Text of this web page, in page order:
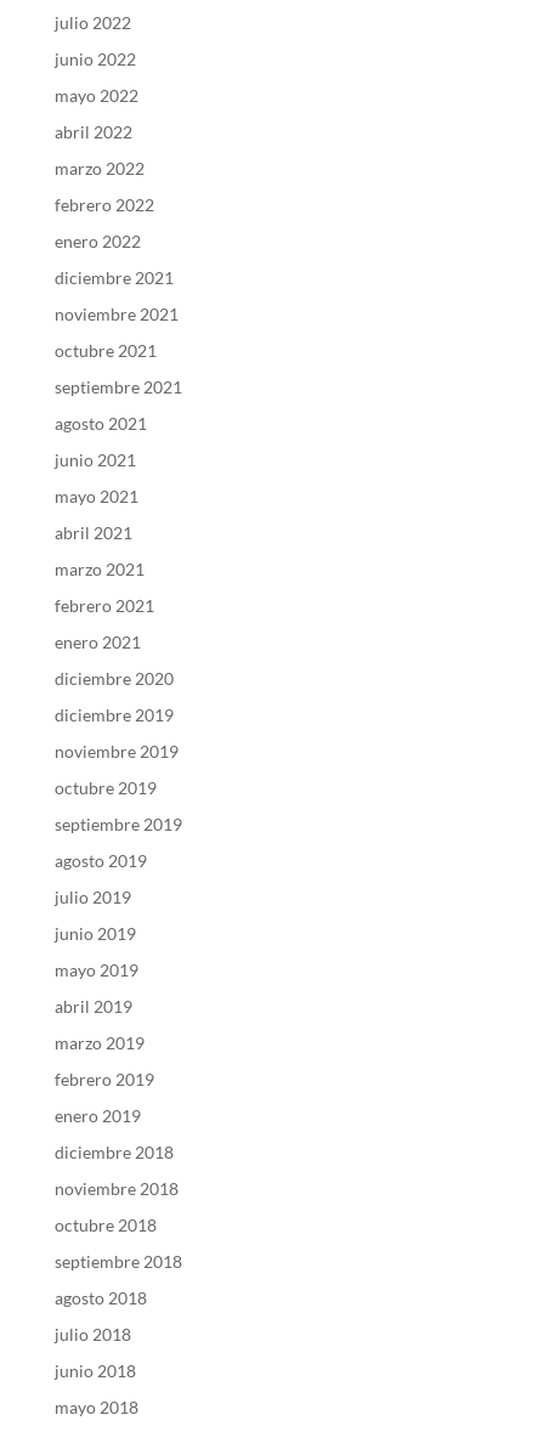
julio 2022
junio 2022
mayo 2022
abril 2022
marzo 2022
febrero 2022
enero 2022
diciembre 2021
noviembre 2021
octubre 2021
septiembre 2021
agosto 2021
junio 2021
mayo 2021
abril 2021
marzo 2021
febrero 2021
enero 2021
diciembre 2020
diciembre 2019
noviembre 2019
octubre 2019
septiembre 2019
agosto 2019
julio 2019
junio 2019
mayo 2019
abril 2019
marzo 2019
febrero 2019
enero 2019
diciembre 2018
noviembre 2018
octubre 2018
septiembre 2018
agosto 2018
julio 2018
junio 2018
mayo 2018